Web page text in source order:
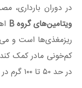
در دوران بارداری،
ویتامین‌های گروهB
ریزمغذی‌ها است و
کم‌خونی مادر کمک
در حد ۵۰ تا ۱۰۰ گرم در روز توصیه می‌شود.